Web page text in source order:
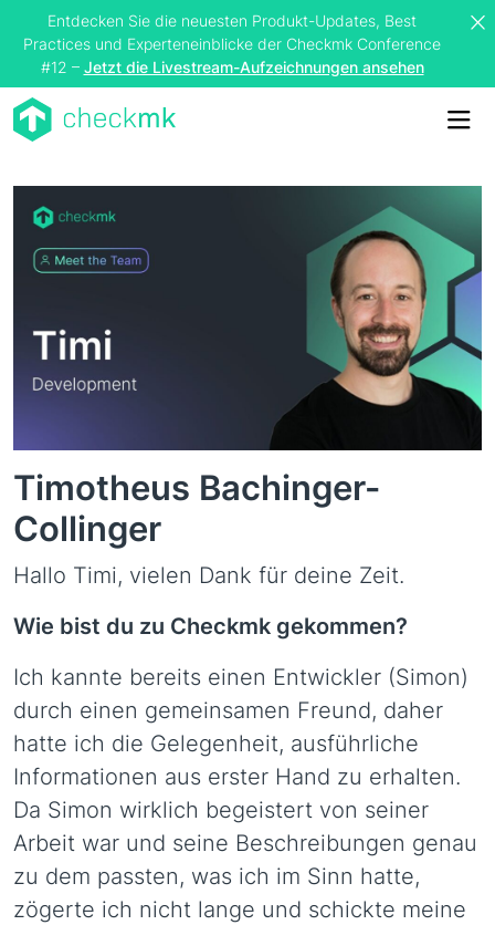
Entdecken Sie die neuesten Produkt-Updates, Best
Practices und Experteneinblicke der Checkmk Conference
#12 – Jetzt die Livestream-Aufzeichnungen ansehen
Timotheus Bachinger-
Collinger
Hallo Timi, vielen Dank für deine Zeit.
Wie bist du zu Checkmk gekommen?
Ich kannte bereits einen Entwickler (Simon)
durch einen gemeinsamen Freund, daher
hatte ich die Gelegenheit, ausführliche
Informationen aus erster Hand zu erhalten.
Da Simon wirklich begeistert von seiner
Arbeit war und seine Beschreibungen genau
zu dem passten, was ich im Sinn hatte,
zögerte ich nicht lange und schickte meine